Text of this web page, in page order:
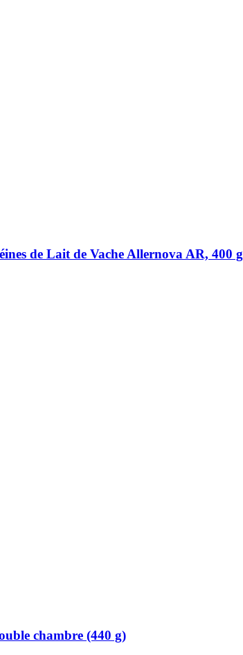
de Lait de Vache Allernova AR, 400 g
chambre (440 g)